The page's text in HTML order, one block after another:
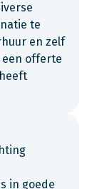
te
en zelf
een offerte
in goede